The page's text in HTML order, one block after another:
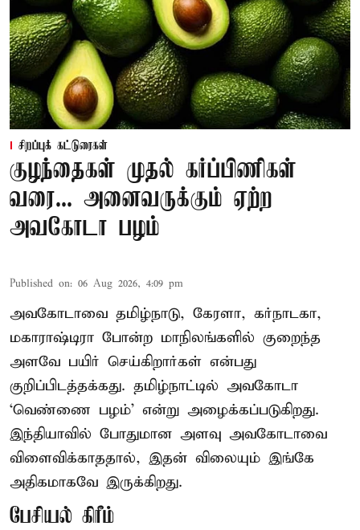
சிறப்புக் கட்டுரைகள்
குழந்தைகள் முதல் கர்ப்பிணிகள்
வரை... அனைவருக்கும் ஏற்ற
அவகோடா பழம்
Published on: 06 Aug 2026, 4:09 pm
அவகோடாவை தமிழ்நாடு, கேரளா, கர்நாடகா,
மகாராஷ்டிரா போன்ற மாநிலங்களில் குறைந்த
அளவே பயிர் செய்கிறார்கள் என்பது
குறிப்பிடத்தக்கது. தமிழ்நாட்டில் அவகோடா
‘வெண்ணை பழம்’ என்று அழைக்கப்படுகிறது.
இந்தியாவில் போதுமான அளவு அவகோடாவை
விளைவிக்காததால், இதன் விலையும் இங்கே
அதிகமாகவே இருக்கிறது.
பேசியல் கிரீம்